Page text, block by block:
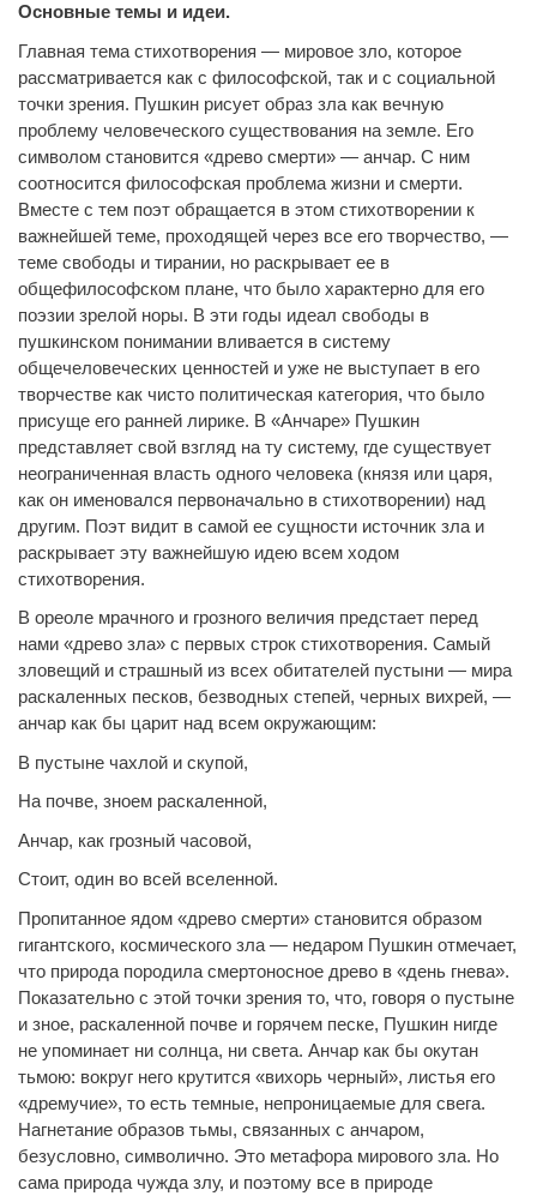
Основные темы и идеи.
Главная тема стихотворения — мировое зло, которое
рассматривается как с философской, так и с социальной
точки зрения. Пушкин рисует образ зла как вечную
проблему человеческого существования на земле. Его
символом становится «древо смерти» — анчар. С ним
соотносится философская проблема жизни и смерти.
Вместе с тем поэт обращается в этом стихотворении к
важнейшей теме, проходящей через все его творчество, —
теме свободы и тирании, но раскрывает ее в
общефилософском плане, что было характерно для его
поэзии зрелой норы. В эти годы идеал свободы в
пушкинском понимании вливается в систему
общечеловеческих ценностей и уже не выступает в его
творчестве как чисто политическая категория, что было
присуще его ранней лирике. В «Анчаре» Пушкин
представляет свой взгляд на ту систему, где существует
неограниченная власть одного человека (князя или царя,
как он именовался первоначально в стихотворении) над
другим. Поэт видит в самой ее сущности источник зла и
раскрывает эту важнейшую идею всем ходом
стихотворения.
В ореоле мрачного и грозного величия предстает перед
нами «древо зла» с первых строк стихотворения. Самый
зловещий и страшный из всех обитателей пустыни — мира
раскаленных песков, безводных степей, черных вихрей, —
анчар как бы царит над всем окружающим:
В пустыне чахлой и скупой,
На почве, зноем раскаленной,
Анчар, как грозный часовой,
Стоит, один во всей вселенной.
Пропитанное ядом «древо смерти» становится образом
гигантского, космического зла — недаром Пушкин отмечает,
что природа породила смертоносное древо в «день гнева».
Показательно с этой точки зрения то, что, говоря о пустыне
и зное, раскаленной почве и горячем песке, Пушкин нигде
не упоминает ни солнца, ни света. Анчар как бы окутан
тьмою: вокруг него крутится «вихорь черный», листья его
«дремучие», то есть темные, непроницаемые для свега.
Нагнетание образов тьмы, связанных с анчаром,
безусловно, символично. Это метафора мирового зла. Но
сама природа чужда злу, и поэтому все в природе